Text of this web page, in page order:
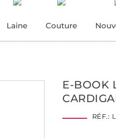
Laine Couture
E-BOOK
RÉF.: